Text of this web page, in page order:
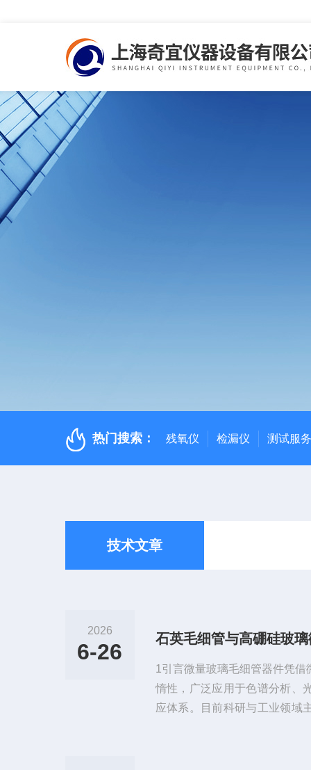
热门搜索： 残氧仪 检漏仪 测试服务
技术文章
2026
6-26
1引言微量玻璃毛细管器件凭
惰性，广泛应用于色谱分析、
应体系。目前科研与工业领域